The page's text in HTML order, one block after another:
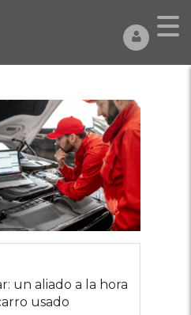
un aliado a la hora
usado